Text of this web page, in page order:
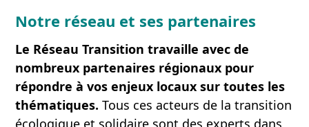
Notre réseau et ses partenaires
Le Réseau Transition travaille avec de
nombreux partenaires régionaux pour
répondre à vos enjeux locaux sur toutes les
thématiques. Tous ces acteurs de la transition